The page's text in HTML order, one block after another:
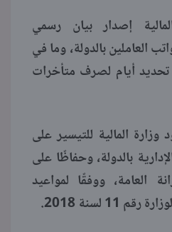
إصدار بيان رسمي
بالدولة، وما في
أيام لصرف متأخرات
المالية للتيسير على
بالدولة، وحفاظًا على
العامة، ووفقًا لمواعيد
لسنة 2018.